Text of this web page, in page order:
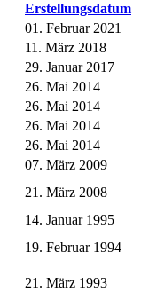
Erstellungsdatum
01. Februar 2021
11. März 2018
29. Januar 2017
26. Mai 2014
26. Mai 2014
26. Mai 2014
26. Mai 2014
07. März 2009
21. März 2008
14. Januar 1995
19. Februar 1994
21. März 1993